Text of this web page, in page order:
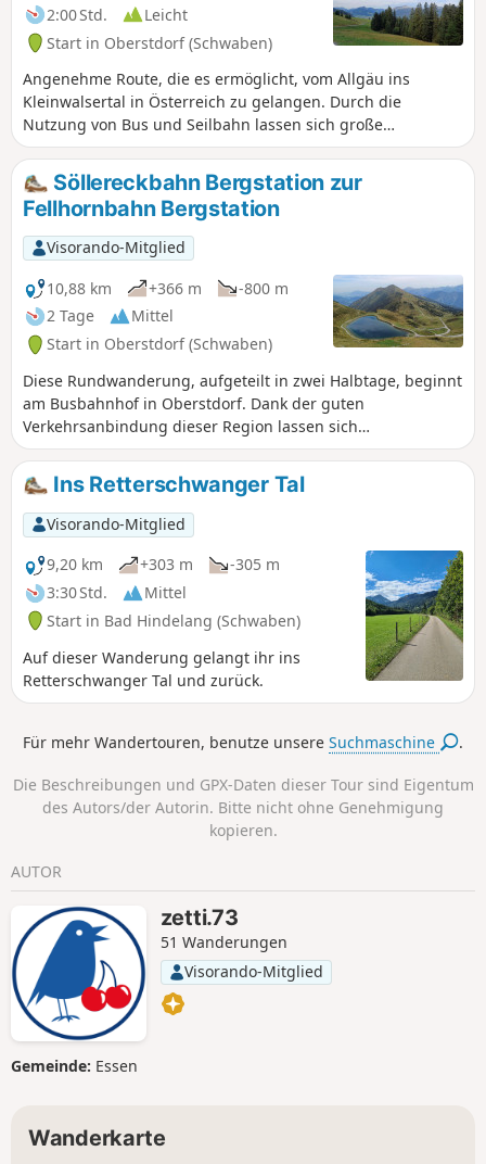
2:00 Std.
Leicht
Start in Oberstdorf (Schwaben)
Angenehme Route, die es ermöglicht, vom Allgäu ins
Kleinwalsertal in Österreich zu gelangen. Durch die
Nutzung von Bus und Seilbahn lassen sich große
Höhenunterschiede vermeiden.
Söllereckbahn Bergstation zur
Fellhornbahn Bergstation
Visorando-Mitglied
10,88 km
+366 m
-800 m
2 Tage
Mittel
Start in Oberstdorf (Schwaben)
Diese Rundwanderung, aufgeteilt in zwei Halbtage, beginnt
am Busbahnhof in Oberstdorf. Dank der guten
Verkehrsanbindung dieser Region lassen sich
Wanderungen und Fahrten mit Bus und Seilbahn von
einem Tal zum anderen problemlos miteinander verbinden.
Ins Retterschwanger Tal
Visorando-Mitglied
9,20 km
+303 m
-305 m
3:30 Std.
Mittel
Start in Bad Hindelang (Schwaben)
Auf dieser Wanderung gelangt ihr ins
Retterschwanger Tal und zurück.
Für mehr Wandertouren, benutze unsereSuchmaschine .
Die Beschreibungen und GPX-Daten dieser Tour sind Eigentum
des Autors/der Autorin. Bitte nicht ohne Genehmigung
kopieren.
AUTOR
zetti.73
51 Wanderungen
Visorando-Mitglied
Gemeinde: Essen
Wanderkarte